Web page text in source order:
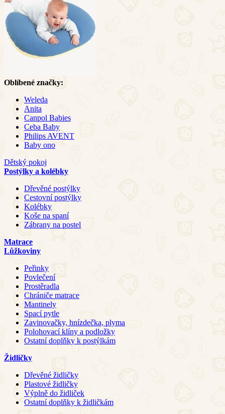
Oblíbené značky:
Weleda
Anita
Canpol Babies
Ceba Baby
Philips AVENT
Baby ono
Dětský pokoj
Postýlky a kolébky
Dřevěné postýlky
Cestovní postýlky
Kolébky
Koše na spaní
Zábrany na postel
Matrace
Lůžkoviny
Peřinky
Povlečení
Prostěradla
Chrániče matrace
Mantinely
Spací pytle
Zavinovačky, hnízdečka, plyma
Polohovací klíny a podložky
Ostatní doplňky k postýlkám
Židličky
Dřevěné židličky
Plastové židličky
Výplně do židliček
Ostatní doplňky k židličkám